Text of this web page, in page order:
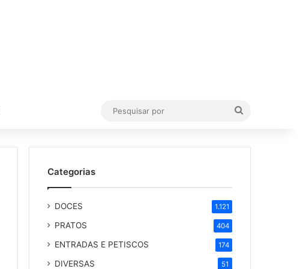
Categorias
DOCES 1.121
PRATOS 404
ENTRADAS E PETISCOS 174
DIVERSAS 51